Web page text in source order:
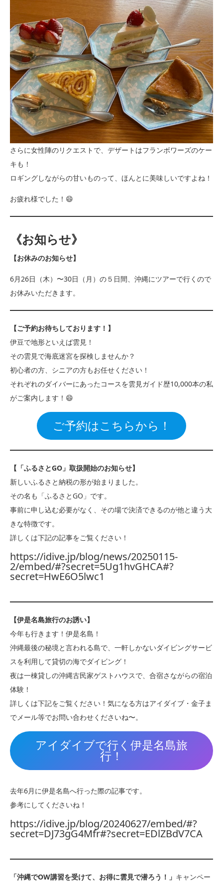
さらに女性陣のリクエストで、デザートはフランボワーズのケー
キも！
ロギングしながらの甘いものって、ほんとに美味しいですよね！
お疲れ様でした！😄
《お知らせ》
【お休みのお知らせ】
6月26日（木）〜30日（月）の５日間、沖縄にツアーで行くので
お休みいただきます。
【ご予約お待ちしております！】
伊豆で地形といえば雲見！
その雲見で海底迷宮を探検しませんか？
初心者の方、シニアの方もお任せください！
それぞれのダイバーにあったコースを雲見ガイド歴10,000本の私
がご案内します！😄
ご予約はこちらから！
【「ふるさとGO」取扱開始のお知らせ】
新しいふるさと納税の形が始まりました。
その名も「ふるさとGO」です。
事前に申し込む必要がなく、その場で決済できるのが他と違う大
きな特徴です。
詳しくは下記の記事をご覧ください！
https://idive.jp/blog/news/20250115-
2/embed/#?secret=5Ug1hvGHCA#?
secret=HwE6O5lwc1
【伊是名島旅行のお誘い】
今年も行きます！伊是名島！
沖縄最後の秘境と言われる島で、一軒しかないダイビングサービ
スを利用して貸切の海でダイビング！
夜は一棟貸しの沖縄古民家ゲストハウスで、合宿さながらの宿泊
体験！
詳しくは下記をご覧ください！気になる方はアイダイブ・金子ま
でメール等でお問い合わせくださいね〜。
アイダイブで行く伊是名島旅
行！
去年6月に伊是名島へ行った際の記事です。
参考にしてくださいね！
https://idive.jp/blog/20240627/embed/#?
secret=DJ73gG4Mfr#?secret=EDlZBdV7CA
「沖縄でOW講習を受けて、お得に雲見で潜ろう！」 キャンペー